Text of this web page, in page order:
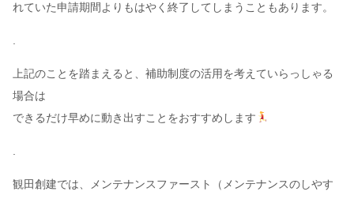
れていた申請期間よりもはやく終了してしまうこともあります。
上記のことを踏まえると、補助制度の活用を考えていらっしゃる
場合は
できるだけ早めに動き出すことをおすすめします
観田創建では、メンテナンスファースト（メンテナンスのしやす